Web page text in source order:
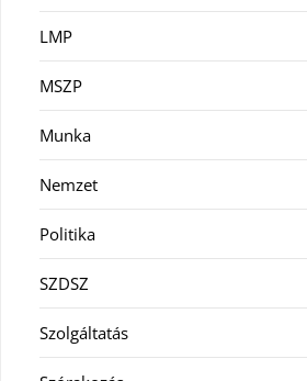
LMP
MSZP
Munka
Nemzet
Politika
SZDSZ
Szolgáltatás